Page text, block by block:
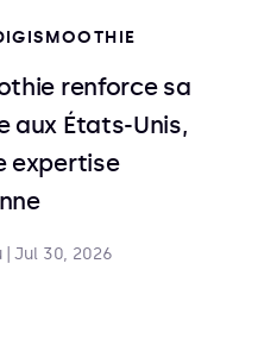
renforce sa
aux États-Unis,
expertise
Jul 30, 2026